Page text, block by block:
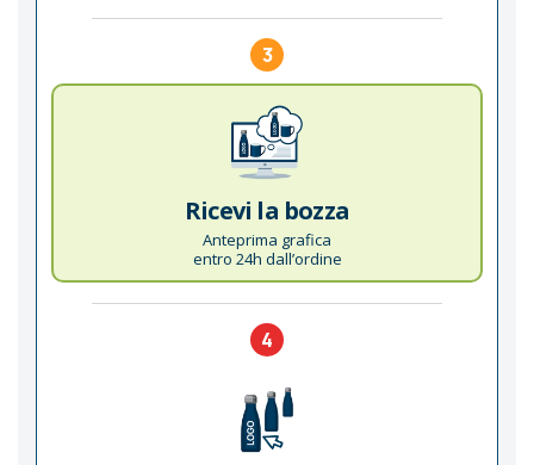
3
Ricevi la bozza
Anteprima grafica
entro 24h dall’ordine
4